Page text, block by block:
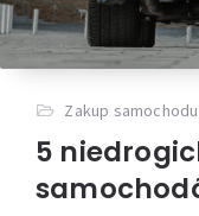
Zakup samochodu
5